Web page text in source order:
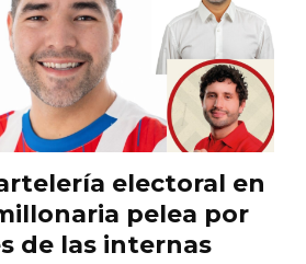
electoral en
pelea por
de las internas